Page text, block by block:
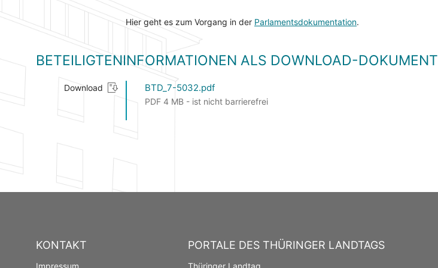
Hier geht es zum Vorgang in der Parlamentsdokumentation.
BETEILIGTENINFORMATIONEN ALS DOWNLOAD-DOKUMENT
Download BTD_7-5032.pdf
PDF 4 MB - ist nicht barrierefrei
KONTAKT PORTALE DES THÜRINGER LANDTAGS